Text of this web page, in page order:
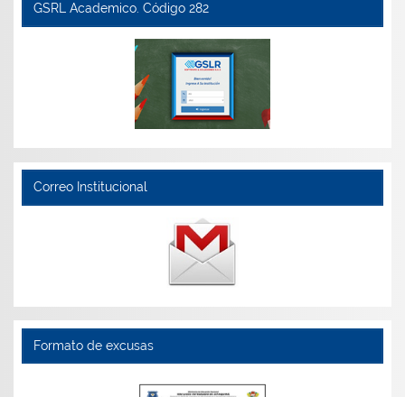
GSRL Academico. Código 282
Correo Institucional
Formato de excusas